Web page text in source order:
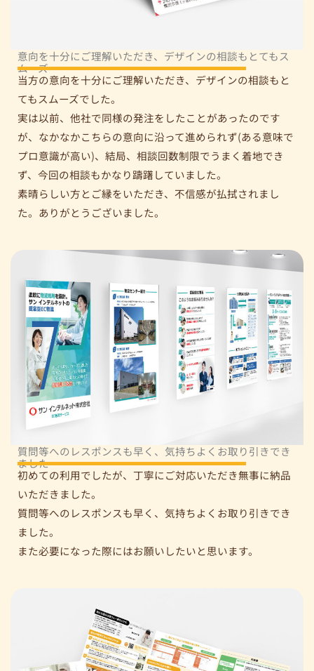
意向を十分にご理解いただき、デザインの相談もとてもス
ムーズ
当方の意向を十分にご理解いただき、デザインの相談もと
てもスムーズでした。
実は以前、他社で同様の発注をしたことがあったのです
が、なかなかこちらの意向に沿って進められず(ある意味で
プロ意識が高い)、結局、相談回数制限でうまく着地でき
ず、今回の相談もかなり躊躇していました。
素晴らしい方とご縁をいただき、不信感が払拭されまし
た。ありがとうございました。
質問等へのレスポンスも早く、気持ちよくお取り引きでき
ました
初めての利用でしたが、丁寧にご対応いただき無事に納品
いただきました。
質問等へのレスポンスも早く、気持ちよくお取り引きでき
ました。
また必要になった際にはお願いしたいと思います。